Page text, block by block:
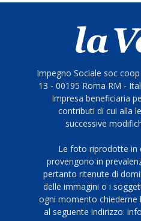
Impegno Sociale soc
13 - 00195 Roma RM -
Impresa beneficiaria
contributi di cui alla
successive
Le foto riprodotte in
provengono in
pertanto ritenute di
delle immagini o i
ogni momento chiederne
al seguente indirizzo: